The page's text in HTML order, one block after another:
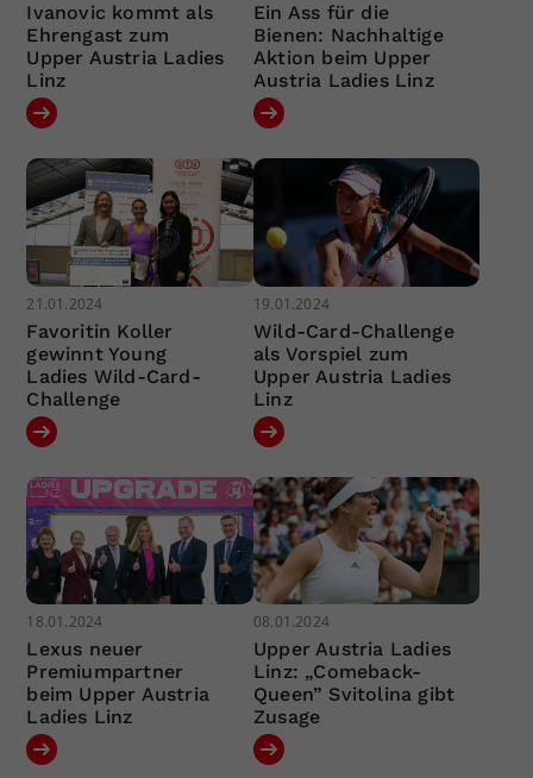
Ivanovic kommt als
Ehrengast zum
Upper Austria Ladies
Linz
Ein Ass für die
Bienen: Nachhaltige
Aktion beim Upper
Austria Ladies Linz
21.01.2024
Favoritin Koller
gewinnt Young
Ladies Wild-Card-
Challenge
19.01.2024
Wild-Card-Challenge
als Vorspiel zum
Upper Austria Ladies
Linz
18.01.2024
Lexus neuer
Premiumpartner
beim Upper Austria
Ladies Linz
08.01.2024
Upper Austria Ladies
Linz: „Comeback-
Queen” Svitolina gibt
Zusage